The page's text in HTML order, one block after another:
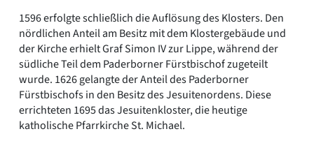
1596 erfolgte schließlich die Auflösung des Klosters. Den
nördlichen Anteil am Besitz mit dem Klostergebäude und
der Kirche erhielt Graf Simon IV zur Lippe, während der
südliche Teil dem Paderborner Fürstbischof zugeteilt
wurde. 1626 gelangte der Anteil des Paderborner
Fürstbischofs in den Besitz des Jesuitenordens. Diese
errichteten 1695 das Jesuitenkloster, die heutige
katholische Pfarrkirche St. Michael.